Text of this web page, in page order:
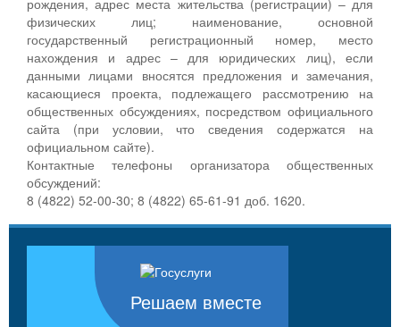
физических лиц; наименование, основной
государственный регистрационный номер, место
нахождения и адрес – для юридических лиц), если
данными лицами вносятся предложения и замечания,
касающиеся проекта, подлежащего рассмотрению на
общественных обсуждениях, посредством официального
сайта (при условии, что сведения содержатся на
официальном сайте).
Контактные телефоны организатора общественных
обсуждений:
8 (4822) 52-00-30; 8 (4822) 65-61-91 доб. 1620.
Решаем вместе